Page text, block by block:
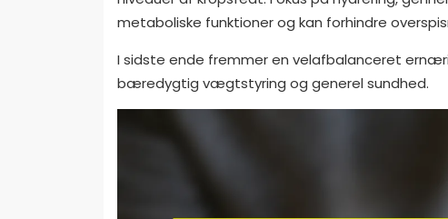
metaboliske funktioner og kan forhindre
I sidste ende fremmer en velafbalanceret
bæredygtig vægtstyring og generel sundhed.